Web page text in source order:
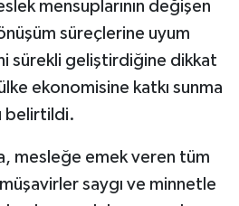
mensuplarının değişen
süreçlerine uyum
sürekli geliştirdiğine dikkat
ekonomisine katkı sunma
belirtildi.
mesleğe emek veren tüm
saygı ve minnetle